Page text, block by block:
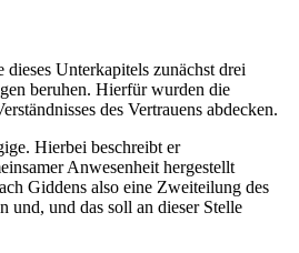
Unterkapitels zunächst drei
beruhen. Hierfür wurden die
des Vertrauens abdecken.
Hierbei beschreibt er
Anwesenheit hergestellt
Giddens also eine Zweiteilung des
und, und das soll an dieser Stelle